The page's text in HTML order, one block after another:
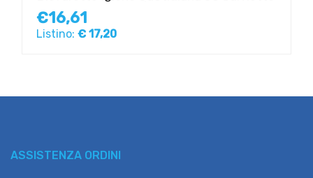
€16,61
Listino: € 17,20
ASSISTENZA ORDINI